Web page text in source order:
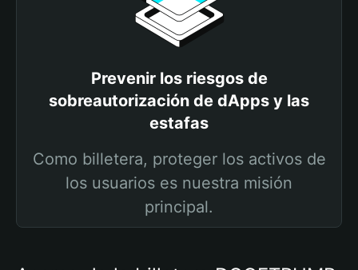
Prevenir los riesgos de
sobreautorización de dApps y las
estafas
Como billetera, proteger los activos de
los usuarios es nuestra misión
principal.